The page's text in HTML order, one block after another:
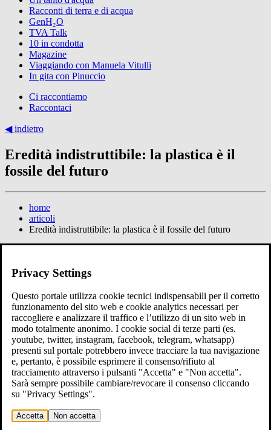
Racconti di terra e di acqua
GenH₂O
TVA Talk
10 in condotta
Magazine
Viaggiando con Manuela Vitulli
In gita con Pinuccio
Ci raccontiamo
Raccontaci
◀︎ indietro
Eredità indistruttibile: la plastica è il
fossile del futuro
home
articoli
Eredità indistruttibile: la plastica è il fossile del futuro
cnr
gamps
paleontologia
plastica
scandicci
condividi su
Privacy Settings
Questo portale utilizza cookie tecnici indispensabili per il corretto
funzionamento del sito web e cookie analytics necessari per
raccogliere e analizzare il traffico e l’utilizzo di un sito web in
modo totalmente anonimo. I cookie social di terze parti (es.
youtube, twitter, instagram, facebook, telegram, whatsapp)
presenti sul portale potrebbero invece tracciare la tua navigazione
e, pertanto, è possibile esprimere il consenso/rifiuto al
tracciamento attraverso i pulsanti "Accetta" e "Non accetta".
Sarà sempre possibile cambiare/revocare il consenso cliccando
su "Privacy Settings".
Accetta Non accetta